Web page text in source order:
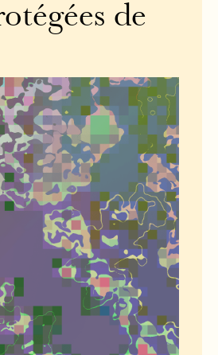
de